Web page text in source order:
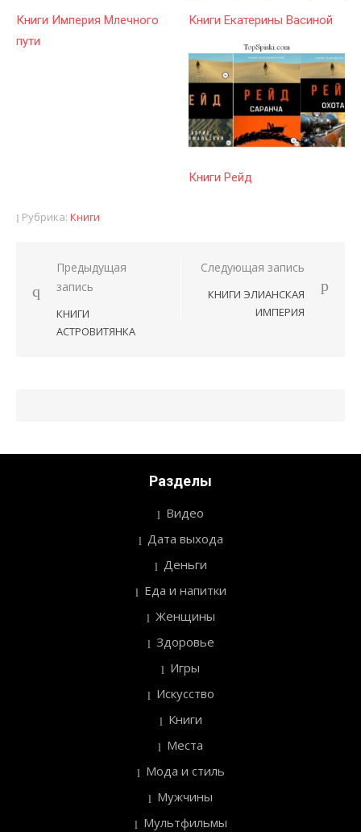
Книги Империя Млечного
пути
Книги Екатерины Васиной
Книги Рейд
Рубрика: Книги
Навигация
записям
Предыдущая
запись
КНИГИ
АСТРОВИТЯНКА
Следующая запись
КНИГИ ЭЛИАНСКАЯ
ИМПЕРИЯ
Разделы
Видео
Дата выхода
Деньги
Еда и напитки
Женщины
Здоровье
Игры
Искусство
Книги
Места
Мода и стиль
Мужчины
Мультфильмы